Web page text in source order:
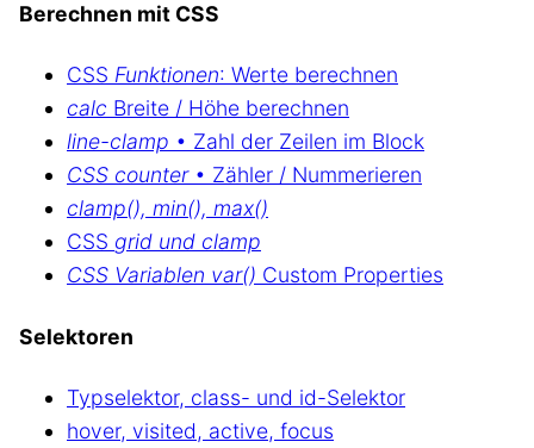
Berechnen mit CSS
CSS Funktionen: Werte berechnen
calc Breite / Höhe berechnen
line-clamp • Zahl der Zeilen im Block
CSS counter• Zähler / Nummerieren
clamp(), min(), max()
CSS grid und clamp
CSS Variablen var() Custom Properties
Selektoren
Typselektor, class- und id-Selektor
hover, visited, active, focus